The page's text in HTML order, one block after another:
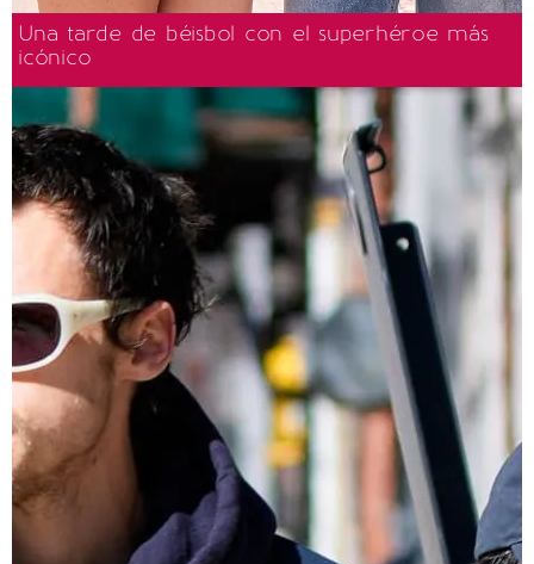
Una tarde de béisbol con el superhéroe más
icónico